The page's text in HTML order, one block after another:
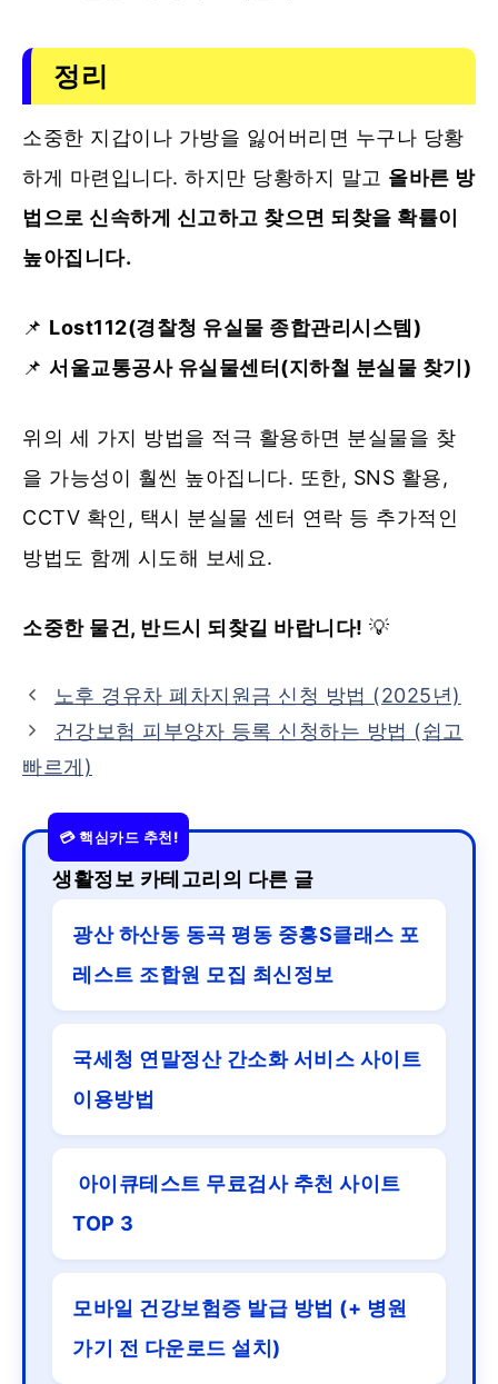
정리
소중한 지갑이나 가방을 잃어버리면 누구나 당황
하게 마련입니다. 하지만 당황하지 말고 올바른 방
법으로 신속하게 신고하고 찾으면 되찾을 확률이
높아집니다.
📌 Lost112(경찰청 유실물 종합관리시스템)
📌 서울교통공사 유실물센터(지하철 분실물 찾기)
위의 세 가지 방법을 적극 활용하면 분실물을 찾
을 가능성이 훨씬 높아집니다. 또한, SNS 활용,
CCTV 확인, 택시 분실물 센터 연락 등 추가적인
방법도 함께 시도해 보세요.
소중한 물건, 반드시 되찾길 바랍니다! 💡
노후 경유차 폐차지원금 신청 방법 (2025년)
건강보험 피부양자 등록 신청하는 방법 (쉽고
빠르게)
생활정보 카테고리의 다른 글
광산 하산동 동곡 평동 중흥S클래스 포
레스트 조합원 모집 최신정보
국세청 연말정산 간소화 서비스 사이트
이용방법
아이큐테스트 무료검사 추천 사이트
TOP 3
모바일 건강보험증 발급 방법 (+ 병원
가기 전 다운로드 설치)